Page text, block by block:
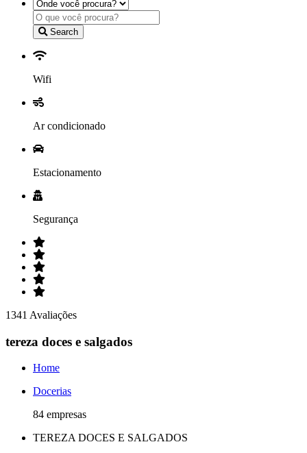
Search
Wifi
Ar condicionado
Estacionamento
Segurança
1341 Avaliações
tereza doces e salgados
Home
Docerias
84 empresas
TEREZA DOCES E SALGADOS